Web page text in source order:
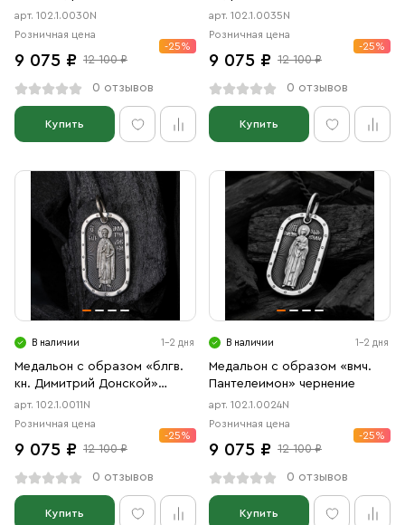
чернение
арт. 102.1.0030N
Розничная цена
9 075 ₽ 12 100 ₽
-25%
0 отзывов
Купить
чернение
арт. 102.1.0035N
Розничная цена
9 075 ₽ 12 100 ₽
-25%
0 отзывов
Купить
В наличии 1-2 дня
Медальон с образом «блгв.
кн. Димитрий Донской»
чернение
арт. 102.1.0011N
Розничная цена
9 075 ₽ 12 100 ₽
-25%
0 отзывов
Купить
В наличии 1-2 дня
Медальон с образом «вмч.
Пантелеимон» чернение
арт. 102.1.0024N
Розничная цена
9 075 ₽ 12 100 ₽
-25%
0 отзывов
Купить